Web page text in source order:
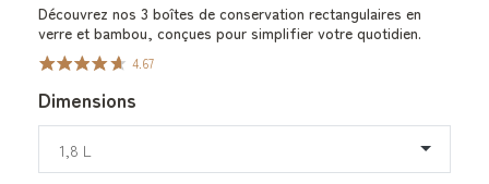
4.67
Découvrez nos 3 boîtes de conservation rectangulaires en
verre et bambou, conçues pour simplifier votre quotidien.
Dimensions
1,8 L